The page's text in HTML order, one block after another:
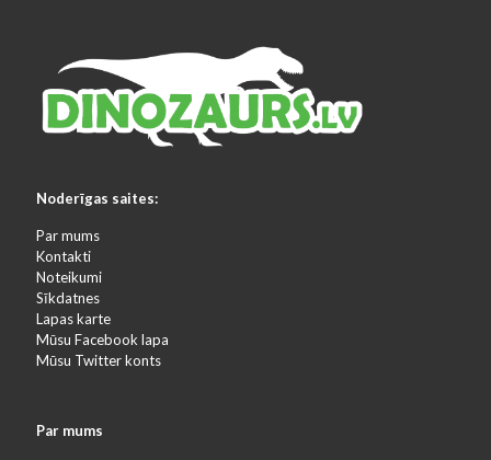
Noderīgas saites:
Par mums
Kontakti
Noteikumi
Sīkdatnes
Lapas karte
Mūsu Facebook lapa
Mūsu Twitter konts
Par mums